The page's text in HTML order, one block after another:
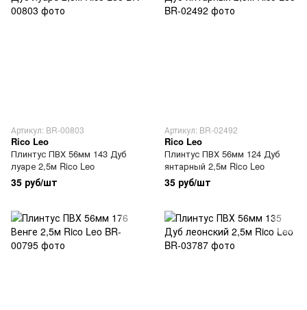
Артикул: BR-00803
Rico Leo
Плинтус ПВХ 56мм 143 Дуб
луаре 2,5м Rico Leo
35 руб/шт
Артикул: BR-02492
Rico Leo
Плинтус ПВХ 56мм 124 Дуб
янтарный 2,5м Rico Leo
35 руб/шт